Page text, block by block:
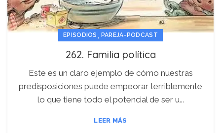
EPISODIOS , PAREJA-PODCAST
262. Familia política
Este es un claro ejemplo de cómo nuestras
predisposiciones puede empeorar terriblemente
lo que tiene todo el potencial de ser u...
LEER MÁS